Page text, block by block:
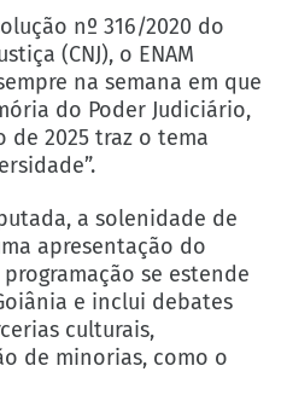
nº 316/2020 do
(CNJ), o ENAM
na semana em que
do Poder Judiciário,
de 2025 traz o tema
a solenidade de
apresentação do
se estende
e inclui debates
culturais,
de minorias, como o